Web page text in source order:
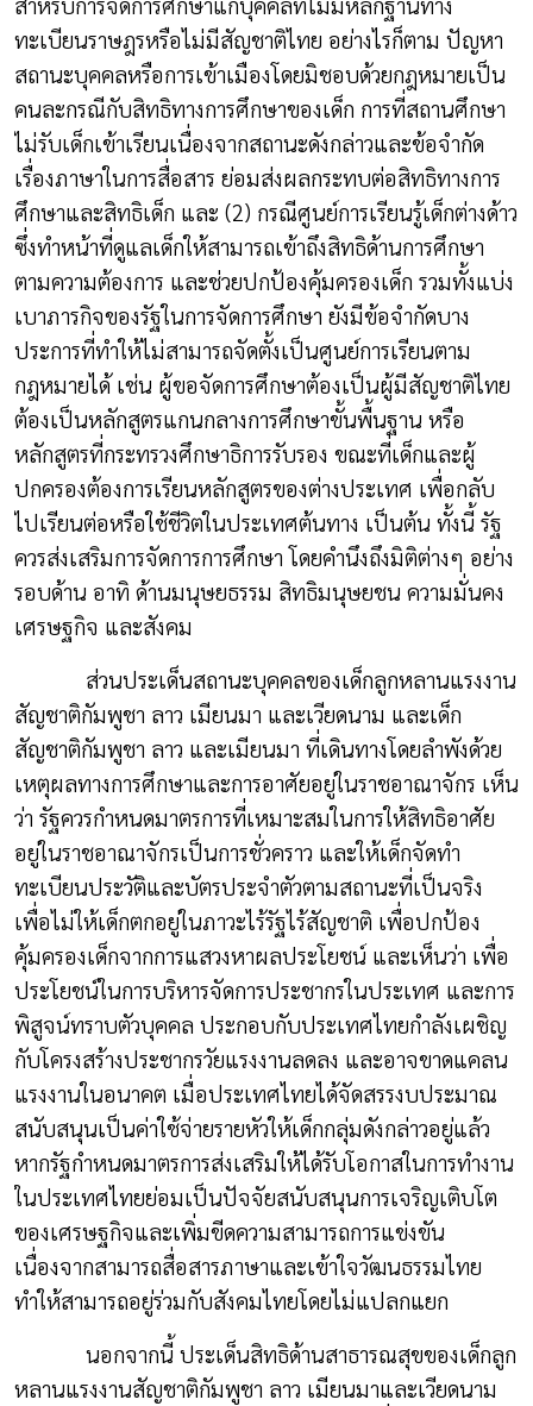
ทะเบียนราษฎรหรือไม่มีสัญชาติไทย อย่างไรก็ตาม ปัญหา
สถานะบุคคลหรือการเข้าเมืองโดยมิชอบด้วยกฎหมายเป็น
คนละกรณีกับสิทธิทางการศึกษาของเด็ก การที่สถานศึกษา
ไม่รับเด็กเข้าเรียนเนื่องจากสถานะดังกล่าวและข้อจำกัด
เรื่องภาษาในการสื่อสาร ย่อมส่งผลกระทบต่อสิทธิทางการ
ศึกษาและสิทธิเด็ก และ (2) กรณีศูนย์การเรียนรู้เด็กต่างด้าว
ซึ่งทำหน้าที่ดูแลเด็กให้สามารถเข้าถึงสิทธิด้านการศึกษา
ตามความต้องการ และช่วยปกป้องคุ้มครองเด็ก รวมทั้งแบ่ง
เบาภารกิจของรัฐในการจัดการศึกษา ยังมีข้อจำกัดบาง
ประการที่ทำให้ไม่สามารถจัดตั้งเป็นศูนย์การเรียนตาม
กฎหมายได้ เช่น ผู้ขอจัดการศึกษาต้องเป็นผู้มีสัญชาติไทย
ต้องเป็นหลักสูตรแกนกลางการศึกษาขั้นพื้นฐาน หรือ
หลักสูตรที่กระทรวงศึกษาธิการรับรอง ขณะที่เด็กและผู้
ปกครองต้องการเรียนหลักสูตรของต่างประเทศ เพื่อกลับ
ไปเรียนต่อหรือใช้ชีวิตในประเทศต้นทาง เป็นต้น ทั้งนี้ รัฐ
ควรส่งเสริมการจัดการการศึกษา โดยคำนึงถึงมิติต่างๆ อย่าง
รอบด้าน อาทิ ด้านมนุษยธรรม สิทธิมนุษยชน ความมั่นคง
เศรษฐกิจ และสังคม
ส่วนประเด็นสถานะบุคคลของเด็กลูกหลานแรงงาน
สัญชาติกัมพูชา ลาว เมียนมา และเวียดนาม และเด็ก
สัญชาติกัมพูชา ลาว และเมียนมา ที่เดินทางโดยลำพังด้วย
เหตุผลทางการศึกษาและการอาศัยอยู่ในราชอาณาจักร เห็น
ว่า รัฐควรกำหนดมาตรการที่เหมาะสมในการให้สิทธิอาศัย
อยู่ในราชอาณาจักรเป็นการชั่วคราว และให้เด็กจัดทำ
ทะเบียนประวัติและบัตรประจำตัวตามสถานะที่เป็นจริง
เพื่อไม่ให้เด็กตกอยู่ในภาวะไร้รัฐไร้สัญชาติ เพื่อปกป้อง
คุ้มครองเด็กจากการแสวงหาผลประโยชน์ และเห็นว่า เพื่อ
ประโยชน์ในการบริหารจัดการประชากรในประเทศ และการ
พิสูจน์ทราบตัวบุคคล ประกอบกับประเทศไทยกำลังเผชิญ
กับโครงสร้างประชากรวัยแรงงานลดลง และอาจขาดแคลน
แรงงานในอนาคต เมื่อประเทศไทยได้จัดสรรงบประมาณ
สนับสนุนเป็นค่าใช้จ่ายรายหัวให้เด็กกลุ่มดังกล่าวอยู่แล้ว
หากรัฐกำหนดมาตรการส่งเสริมให้ได้รับโอกาสในการทำงาน
ในประเทศไทยย่อมเป็นปัจจัยสนับสนุนการเจริญเติบโต
ของเศรษฐกิจและเพิ่มขีดความสามารถการแข่งขัน
เนื่องจากสามารถสื่อสารภาษาและเข้าใจวัฒนธรรมไทย
ทำให้สามารถอยู่ร่วมกับสังคมไทยโดยไม่แปลกแยก
นอกจากนี้ ประเด็นสิทธิด้านสาธารณสุขของเด็กลูก
หลานแรงงานสัญชาติกัมพูชา ลาว เมียนมาและเวียดนาม